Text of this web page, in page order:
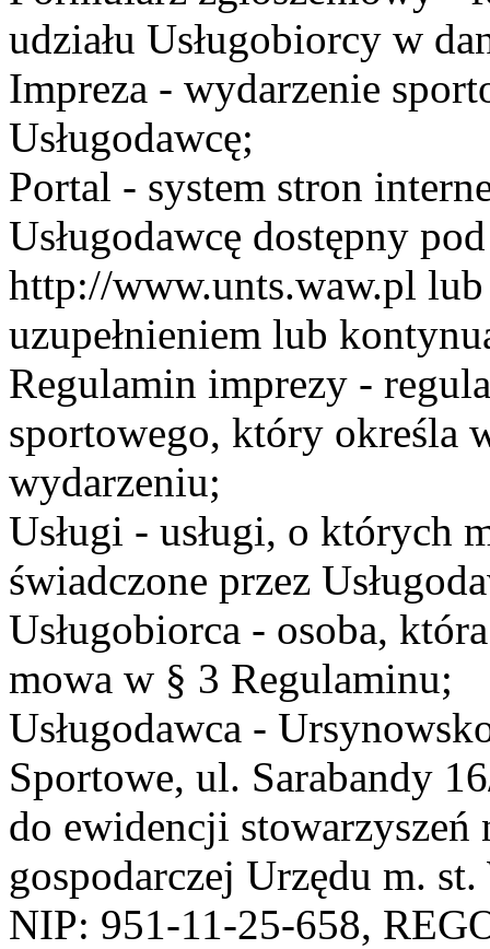
udziału Usługobiorcy w
Impreza - wydarzenie
Usługodawcę;
Portal - system stron
Usługodawcę dostępny
http://www.unts.waw.pl lub
uzupełnieniem lub
Regulamin imprezy -
sportowego, który określa
wydarzeniu;
Usługi - usługi, o których
świadczone przez
Usługobiorca - osoba,
mowa w § 3 Regulaminu;
Usługodawca -
Sportowe, ul. Sarabandy
do ewidencji stowarzyszeń
gospodarczej Urzędu m.
NIP: 951-11-25-658,